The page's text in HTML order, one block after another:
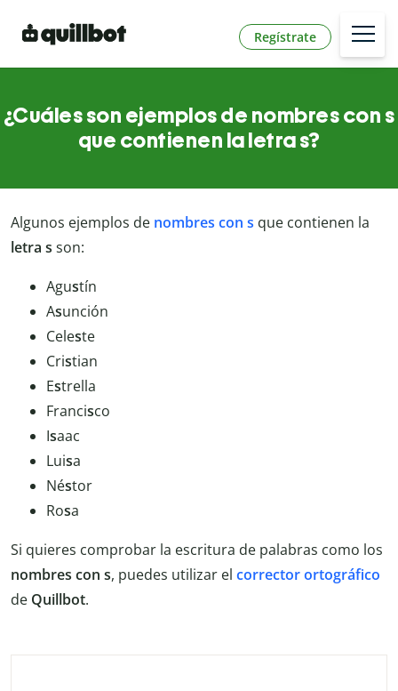
Regístrate
¿Cuáles son ejemplos de nombres con s
que contienen la letra s?
Algunos ejemplos de nombres con s que contienen la
letra s son:
Agustín
Asunción
Celeste
Cristian
Estrella
Francisco
Isaac
Luisa
Néstor
Rosa
Si quieres comprobar la escritura de palabras como los
nombres con s, puedes utilizar el corrector ortográfico
de Quillbot.